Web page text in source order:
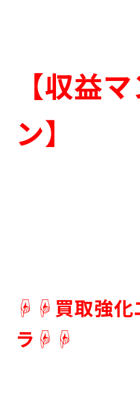
【収益
ン】
☟☟買取強化
ラ☟☟